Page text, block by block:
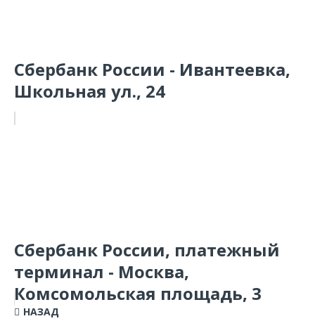
Сбербанк России - Ивантеевка,
Школьная ул., 24
Сбербанк России, платежный
терминал - Москва,
Комсомольская площадь, 3
НАЗАД